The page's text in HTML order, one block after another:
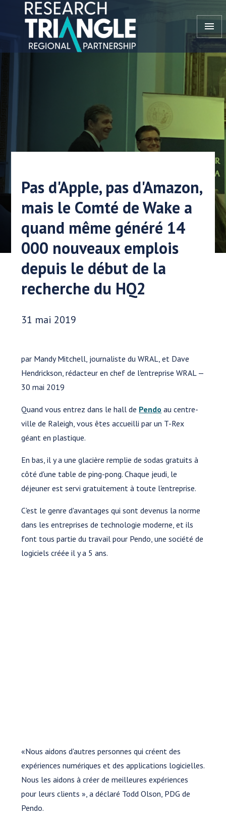
Aller au contenu
menu
Pas d'Apple, pas d'Amazon,
mais le Comté de Wake a
quand même généré 14
000 nouveaux emplois
depuis le début de la
recherche du HQ2
Date publiée:
31 mai 2019
par Mandy Mitchell, journaliste du WRAL, et Dave
Hendrickson, rédacteur en chef de l'entreprise WRAL —
30 mai 2019
Quand vous entrez dans le hall de Pendo au centre-
ville de Raleigh, vous êtes accueilli par un T-Rex
géant en plastique.
En bas, il y a une glacière remplie de sodas gratuits à
côté d'une table de ping-pong. Chaque jeudi, le
déjeuner est servi gratuitement à toute l'entreprise.
C'est le genre d'avantages qui sont devenus la norme
dans les entreprises de technologie moderne, et ils
font tous partie du travail pour Pendo, une société de
logiciels créée il y a 5 ans.
«Nous aidons d'autres personnes qui créent des
expériences numériques et des applications logicielles.
Nous les aidons à créer de meilleures expériences
pour leurs clients », a déclaré Todd Olson, PDG de
Pendo.